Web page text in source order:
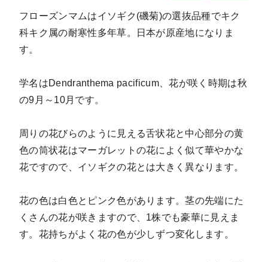
フローズンマムはイソギク(磯菊)の選抜品種でキク
科キク属の耐寒性多年草。日本が原産地になりま
す。
学名はDendranthema pacificum、花が咲く時期は秋
の9月～10月です。
周りの花びらのように見える舌状花と中心部分の黄
色の筒状花はマーガレットの花によく似て華やかな
花ですので、イソギクの花とは大きく異なります。
花の色は白色とピンク色があります。茎の先端にた
くさんの花が咲きますので、1株でも豪華に見えま
す。花持ちがよく花の色が少しずつ変化します。